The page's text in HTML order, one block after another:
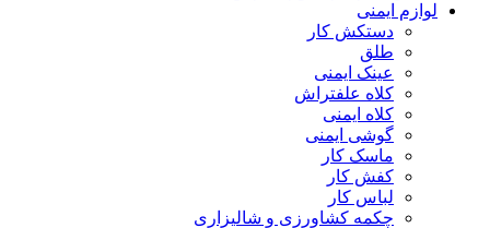
لوازم ایمنی
دستکش کار
طلق
عینک ایمنی
کلاه علفتراش
کلاه ایمنی
گوشی ایمنی
ماسک کار
کفش کار
لباس کار
چکمه کشاورزی و شالیزاری